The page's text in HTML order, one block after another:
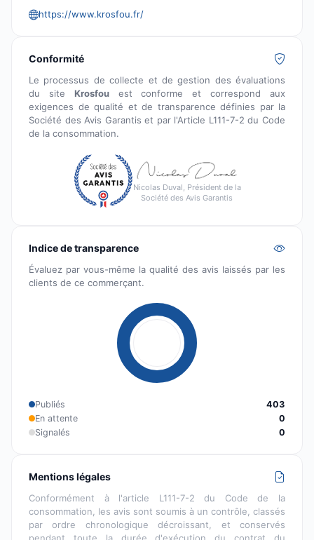
https://www.krosfou.fr/
Conformité
Le processus de collecte et de gestion des évaluations
du site Krosfouest conforme et correspond aux
exigences de qualité et de transparence définies par la
Société des Avis Garantis et par l'Article L111-7-2 du Code
de la consommation.
Nicolas Duval, Président de la
Société des Avis Garantis
Indice de transparence
Évaluez par vous-même la qualité des avis laissés par les
clients de ce commerçant.
Publiés
403
En attente
0
Signalés
0
Mentions légales
Conformément à l'article L111-7-2 du Code de la
consommation, les avis sont soumis à un contrôle, classés
par ordre chronologique décroissant, et conservés
pendant toute la durée d'exécution du contrat du